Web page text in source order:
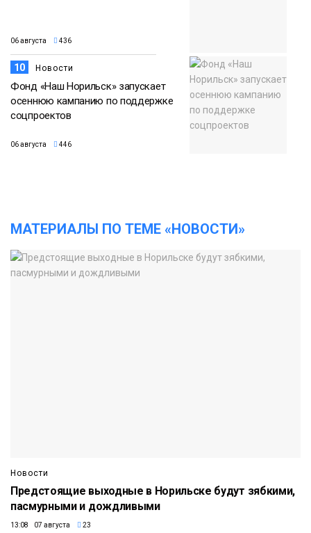
06 августа 436
10 Новости
Фонд «Наш Норильск» запускает
осеннюю кампанию по поддержке
соцпроектов
06 августа 446
МАТЕРИАЛЫ ПО ТЕМЕ «НОВОСТИ»
Новости
Предстоящие выходные в Норильске будут зябкими,
пасмурными и дождливыми
13:08 07 августа 23